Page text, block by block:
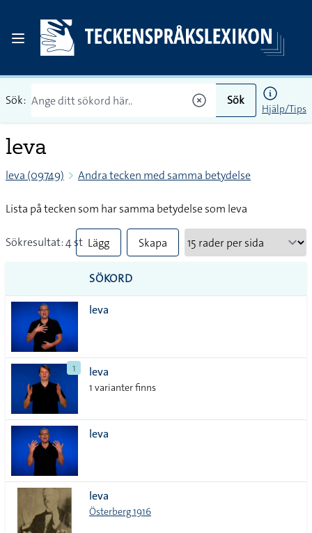
Sök: Sök
Hjälp/Tips
leva
leva (09749) Andra tecken med samma betydelse
Lista på tecken som har samma betydelse som leva
Sökresultat: 4 st Lägg
till
alla i
Skapa
SÖKORD
leva
1 leva
1 varianter finns
leva
leva
Österberg 1916